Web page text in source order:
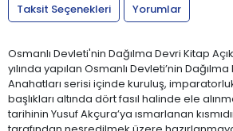
Taksit Seçenekleri
Yorumlar
Osmanlı Devleti'nin Dağılma Devri Kitap
yılında yapılan Osmanlı Devleti’nin
Anahatları serisi içinde kuruluş,
başlıkları altında dört fasıl halinde ele
tarihinin Yusuf Akçura’ya ısmarlanan